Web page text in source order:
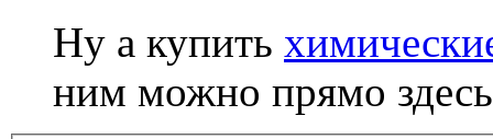
Ну а купить
ним можно прямо